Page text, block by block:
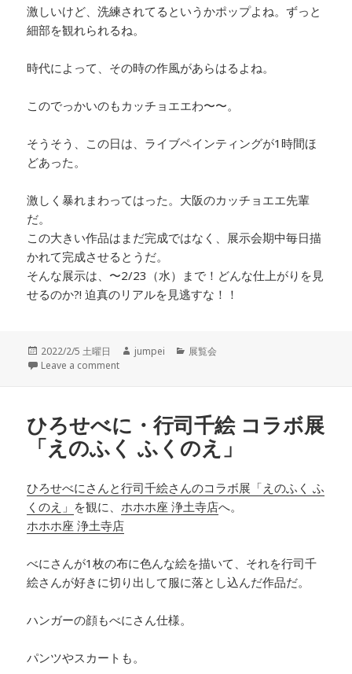
激しいけど、洗練されてるというかポップよね。ずっと
細部を観れられるね。
時代によって、その時の作風があらはるよね。
このでっかいのもカッチョエエわ〜〜。
そうそう、この日は、ライブペインティングが1時間ほ
どあった。
激しく暴れまわってはった。大阪のカッチョエエ先輩
だ。
この大きい作品はまだ完成ではなく、展示会期中毎日描
かれて完成させるとうだ。
そんな展示は、〜2/23（水）まで！どんな仕上がりを見
せるのか?! 迫真のリアルを見逃すな！！
投
稿
2022/2/5 土曜日
作
jumpei
カ
展覧会
Leave a comment
ひろせべに・行司千絵 コラボ展
「えのふく ふくのえ」
ひろせべにさんと行司千絵さんのコラボ展「えのふく ふ
くのえ」 を観に、ホホホ座 浄土寺店へ。
ホホホ座 浄土寺店
べにさんが1枚の布に色んな絵を描いて、それを行司千
絵さんが好きに切り出して服に落とし込んだ作品だ。
ハンガーの顔もべにさん仕様。
パンツやスカートも。